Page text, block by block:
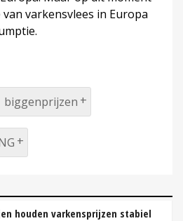
varkensvlees in Europa
biggenprijzen
houden varkensprijzen stabiel